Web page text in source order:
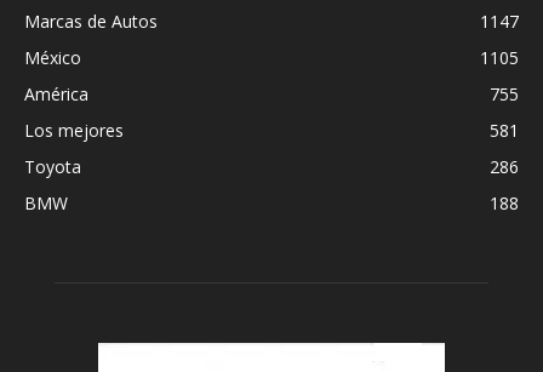
Marcas de Autos
1147
México
1105
América
755
Los mejores
581
Toyota
286
BMW
188